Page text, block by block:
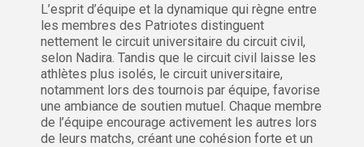
L’esprit d’équipe et la dynamique qui règne entre
les membres des Patriotes distinguent
nettement le circuit universitaire du circuit civil,
selon Nadira. Tandis que le circuit civil laisse les
athlètes plus isolés, le circuit universitaire,
notamment lors des tournois par équipe, favorise
une ambiance de soutien mutuel. Chaque membre
de l’équipe encourage activement les autres lors
de leurs matchs, créant une cohésion forte et un